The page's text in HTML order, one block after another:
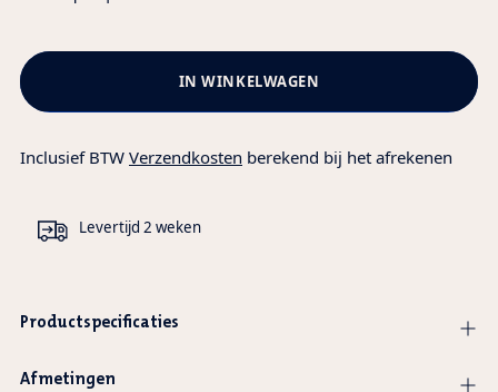
IN WINKELWAGEN
Inclusief BTW Verzendkosten berekend bij het afrekenen
Levertijd 2 weken
Productspecificaties
Afmetingen